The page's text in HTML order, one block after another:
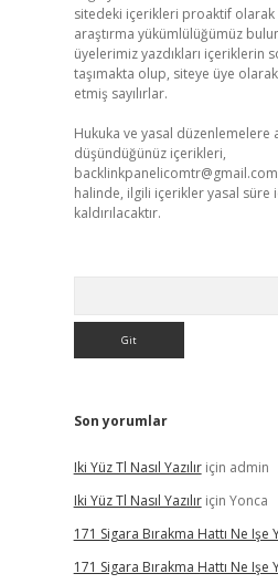
sitedeki içerikleri proaktif olarak
araştırma yükümlülüğümüz
üyelerimiz yazdıkları içeriklerin
taşımakta olup, siteye üye
etmiş sayılırlar.
Hukuka ve yasal düzenlemelere
düşündüğünüz içerikleri,
backlinkpanelicomtr@gmail.com
halinde, ilgili içerikler yasal süre
kaldırılacaktır.
Son yorumlar
Iki Yüz Tl Nasıl Yazılıriçin admin
Iki Yüz Tl Nasıl Yazılıriçin Yonca
171 Sigara Bırakma Hattı Ne Işe
171 Sigara Bırakma Hattı Ne Işe